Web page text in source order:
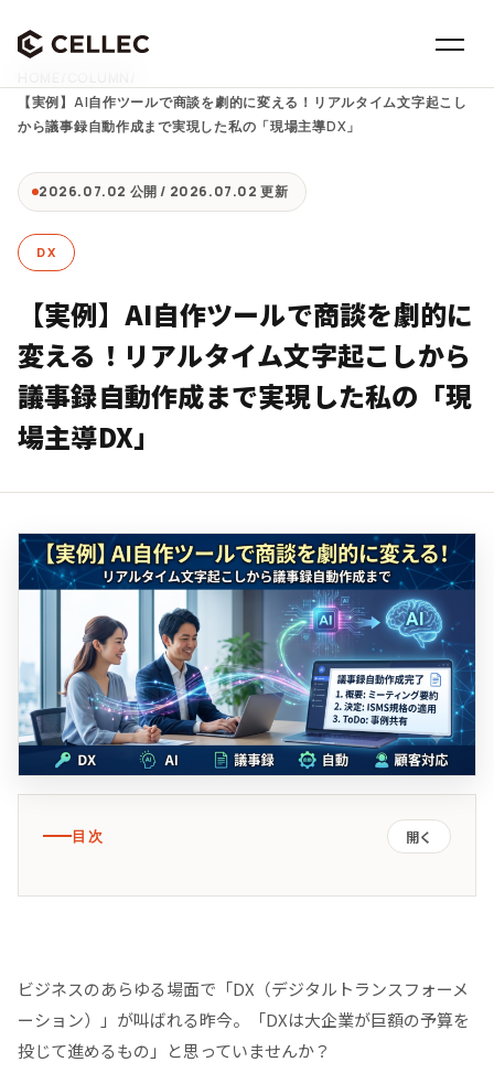
【実例】AI自作ツールで商談を劇的に変える！リアルタイム文字起こし
から議事録自動作成まで実現した私の「現場主導DX」
2026.07.02 公開 / 2026.07.02 更新
DX
【実例】AI自作ツールで商談を劇的に
変える！リアルタイム文字起こしから
議事録自動作成まで実現した私の「現
場主導DX」
目次 開く
開発の背景：顧客対応における3つの課題
1. Chrome APIを活用した無料の「リアルタイム文字起
こし」
2. 文脈から先回りする「リアルタイムキーワード検索」
ビジネスのあらゆる場面で「DX（デジタルトランスフォーメ
ーション）」が叫ばれる昨今。「DXは大企業が巨額の予算を
投じて進めるもの」と思っていませんか？